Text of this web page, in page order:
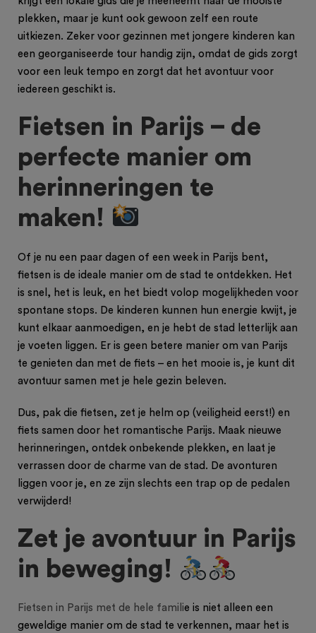
plekken, maar je kunt ook gewoon zelf een route
uitkiezen. Zeker voor gezinnen met jongere kinderen kan
een georganiseerde tour handig zijn, omdat de gids zorgt
voor een leuk tempo en zorgt dat het avontuur voor
iedereen geschikt is.
Fietsen in Parijs – de
perfecte manier om
herinneringen te
maken!
Of je nu een paar dagen of een week in Parijs bent,
fietsen is de ideale manier om de stad te ontdekken. Het
is snel, het is leuk, en het biedt volop mogelijkheden voor
spontane stops. De kinderen kunnen hun energie kwijt, je
kunt elkaar aanmoedigen, en je hebt de stad letterlijk aan
je voeten liggen. Er is geen betere manier om van Parijs
te genieten dan met de fiets – en het mooie is, je kunt dit
avontuur samen met je hele gezin beleven.
Dus, pak die fietsen, zet je helm op (veiligheid eerst!) en
fiets samen door het romantische Parijs. Maak nieuwe
herinneringen, ontdek onbekende plekken, en laat je
verrassen door de charme van de stad. De avonturen
liggen voor je, en ze zijn slechts een trap op de pedalen
verwijderd!
Zet je avontuur in Parijs
in beweging!
Fietsen in Parijs met de hele familie is niet alleen een
geweldige manier om de stad te verkennen, maar het is